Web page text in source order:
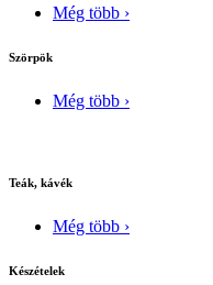
Még több ›
Szörpök
Még több ›
Teák, kávék
Még több ›
Készételek